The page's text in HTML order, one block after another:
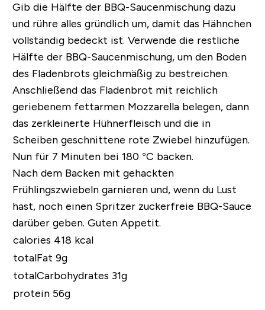
Gib die Hälfte der BBQ-Saucenmischung dazu
und rühre alles gründlich um, damit das Hähnchen
vollständig bedeckt ist. Verwende die restliche
Hälfte der BBQ-Saucenmischung, um den Boden
des Fladenbrots gleichmäßig zu bestreichen.
Anschließend das Fladenbrot mit reichlich
geriebenem fettarmen Mozzarella belegen, dann
das zerkleinerte Hühnerfleisch und die in
Scheiben geschnittene rote Zwiebel hinzufügen.
Nun für 7 Minuten bei 180 °C backen.
Nach dem Backen mit gehackten
Frühlingszwiebeln garnieren und, wenn du Lust
hast, noch einen Spritzer zuckerfreie BBQ-Sauce
darüber geben. Guten Appetit.
calories 418 kcal
totalFat 9g
totalCarbohydrates 31g
protein 56g